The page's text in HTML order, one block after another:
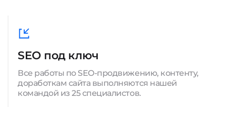
SEO под ключ
Все работы по SEO-продвижению, контенту,
доработкам сайта выполняются нашей
командой из 25 специалистов.